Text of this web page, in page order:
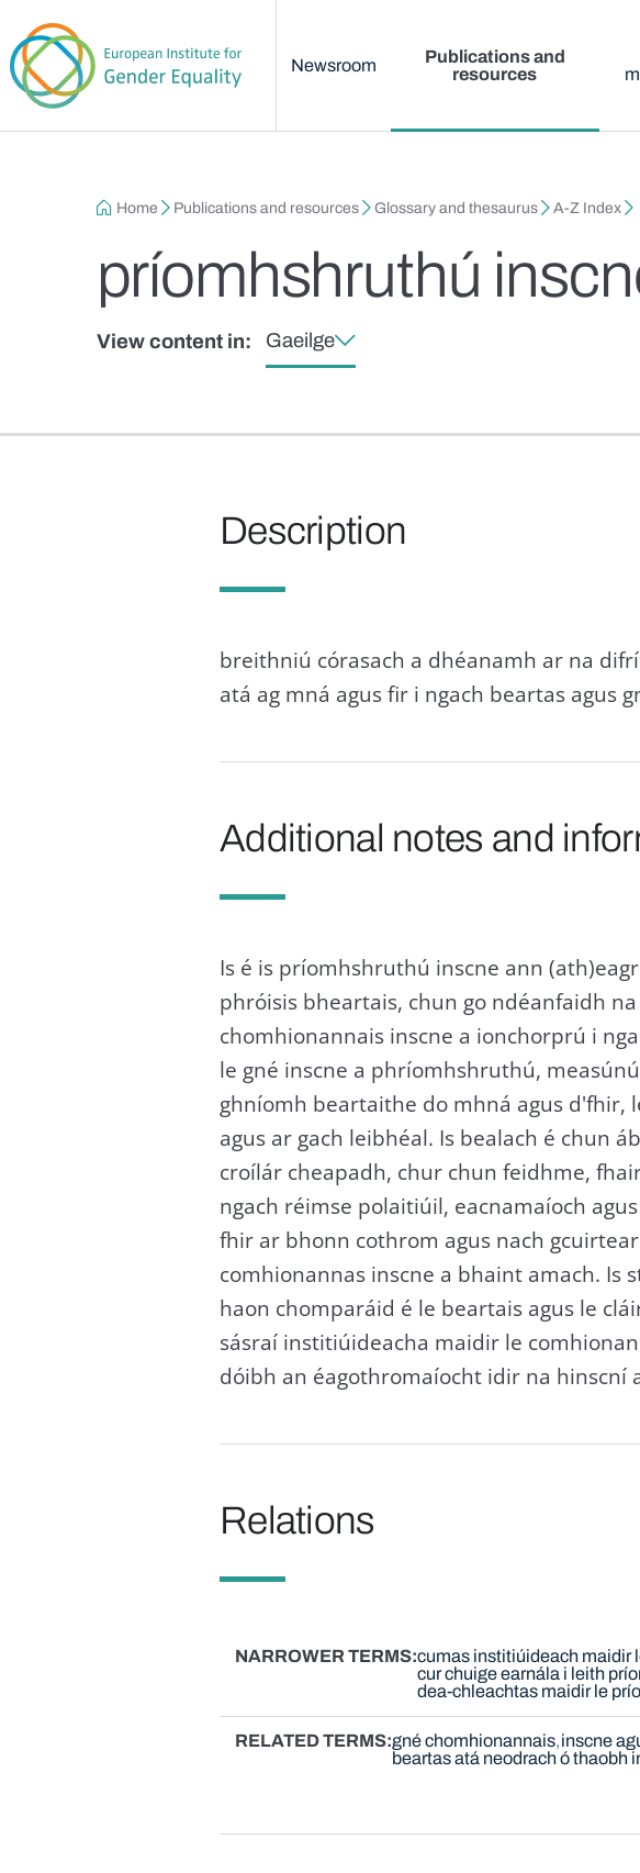
Newsroom
Publications and
resources
Breadcrumb
Home Publications and resources Glossary and thesaurus A-Z Index
príomhshruthú
View content in: Gaeilge
Description
breithniú córasach a dhéanamh ar na
atá ag mná agus fir i ngach beartas agus
Additional notes and
Is é is príomhshruthú inscne ann
phróisis bheartais, chun go ndéanfaidh
chomhionannais inscne a ionchorprú i
le gné inscne a phríomhshruthú,
ghníomh beartaithe do mhná agus d'fhir,
agus ar gach leibhéal. Is bealach é chun
croílár cheapadh, chur chun feidhme,
ngach réimse polaitiúil, eacnamaíoch
fhir ar bhonn cothrom agus nach
comhionannas inscne a bhaint amach.
haon chomparáid é le beartais agus le
sásraí institiúideacha maidir le
dóibh an éagothromaíocht idir na hinscní
Relations
NARROWER TERMS cumas institiúideach maidir
cur chuige earnála i leith
dea-chleachtas maidir le
RELATED TERMS gné chomhionannais inscne
beartas atá neodrach ó thaobh